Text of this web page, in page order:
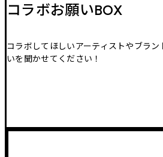
コラボお願いBOX
コラボしてほしいアーティストやブラ
いを聞かせてください！